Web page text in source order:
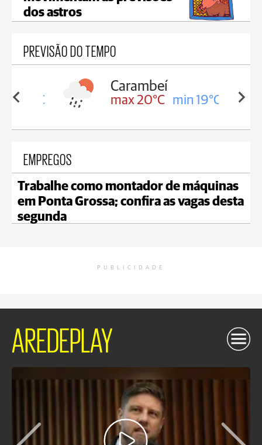
dos astros
PREVISÃO DO TEMPO
19°C
Carambeí
max 20°C min 19°C
EMPREGOS
Trabalhe como montador de máquinas
em Ponta Grossa; confira as vagas desta
segunda
PUBLICIDADE
AREDEPLAY